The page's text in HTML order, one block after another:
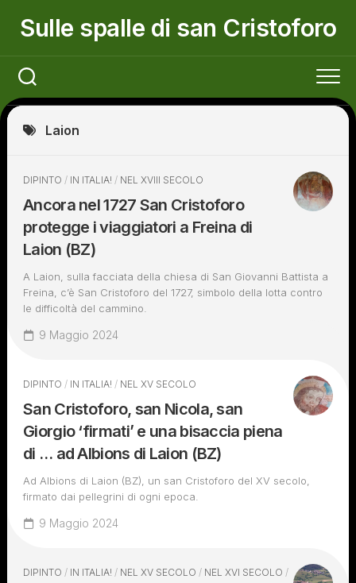
Sulle spalle di san Cristoforo
Laion
DIPINTO / IN ITALIA! / NEL XVIII SECOLO
Ancora nel 1727 San Cristoforo
protegge i viaggiatori a Freina di
Laion (BZ)
A Laion, sulla facciata della chiesa di San Giovanni Battista a
Freina, c’è San Cristoforo del 1727, simbolo della lotta contro
le difficoltà del cammino.
9 Maggio 2024
DIPINTO / IN ITALIA! / NEL XV SECOLO
San Cristoforo, san Nicola, san
Giorgio ‘firmati’ e una bisaccia piena
di … ad Albions di Laion (BZ)
Ad Albions di Laion (BZ), un san Cristoforo del XV secolo,
firmato dai pellegrini di ogni epoca.
9 Maggio 2024
DIPINTO / IN ITALIA! / NEL XV SECOLO / NEL XVI SECOLO /